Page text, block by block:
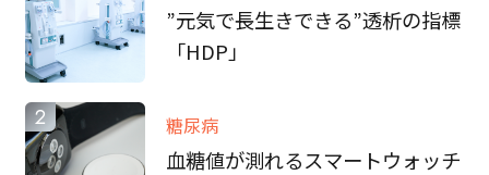
”元気で長生きできる”透析の指標
「HDP」
2 糖尿病
血糖値が測れるスマートウォッチ